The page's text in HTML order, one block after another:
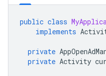
public class
implements
private
private Activity